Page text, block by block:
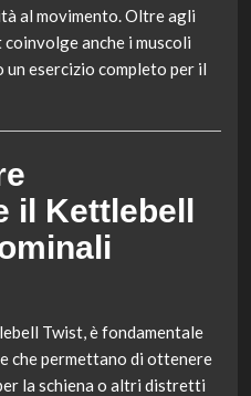
al movimento. Oltre agli
anche i muscoli
un esercizio completo per il
il Kettlebell
Twist, è fondamentale
che permettano di ottenere
la schiena o altri distretti